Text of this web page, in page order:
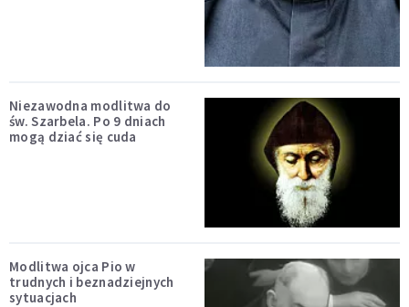
Niezawodna modlitwa do
św. Szarbela. Po 9 dniach
mogą dziać się cuda
Modlitwa ojca Pio w
trudnych i beznadziejnych
sytuacjach